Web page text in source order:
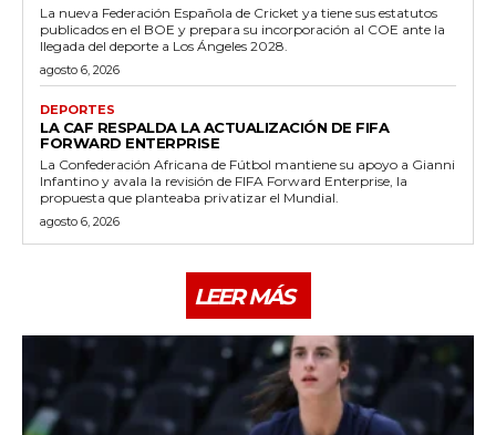
La nueva Federación Española de Cricket ya tiene sus estatutos
publicados en el BOE y prepara su incorporación al COE ante la
llegada del deporte a Los Ángeles 2028.
agosto 6, 2026
DEPORTES
LA CAF RESPALDA LA ACTUALIZACIÓN DE FIFA
FORWARD ENTERPRISE
La Confederación Africana de Fútbol mantiene su apoyo a Gianni
Infantino y avala la revisión de FIFA Forward Enterprise, la
propuesta que planteaba privatizar el Mundial.
agosto 6, 2026
LEER MÁS